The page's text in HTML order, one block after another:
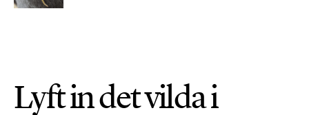
Lyft in det vilda i